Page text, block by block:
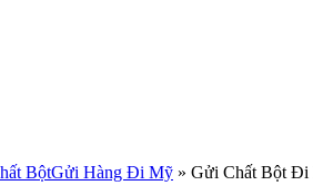
BộtGửi Hàng Đi Mỹ » Gửi Chất Bột Đi